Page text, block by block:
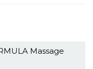
Massage